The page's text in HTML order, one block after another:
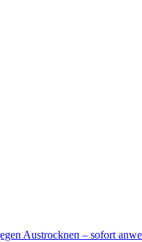
Austrocknen – sofort